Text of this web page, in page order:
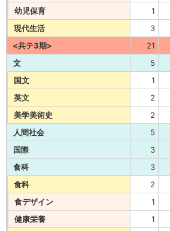
幼児保育
1
現代生活
3
<共テ3期>
21
文
5
国文
1
英文
2
美学美術史
2
人間社会
5
国際
3
食科
3
食科
2
食デザイン
1
健康栄養
1